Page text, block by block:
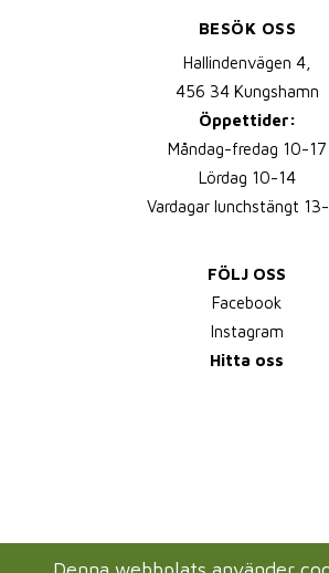
BESÖK OSS
Hallindenvägen 4,
456 34 Kungshamn
Öppettider:
Måndag-fredag 10-17
Lördag 10-14
Vardagar lunchstängt
FÖLJ OSS
Facebook
Instagram
Hitta oss